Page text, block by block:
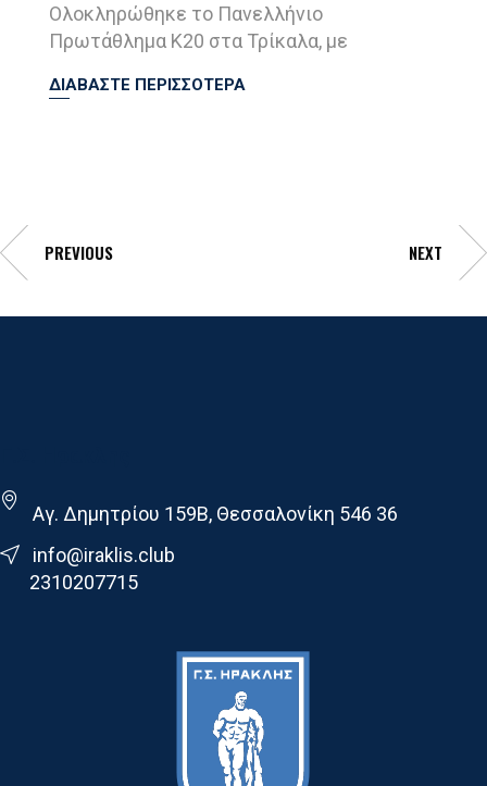
Ολοκληρώθηκε το Πανελλήνιο
Πρωτάθλημα Κ20 στα Τρίκαλα, με
ΔΙΑΒΑΣΤΕ ΠΕΡΙΣΣΟΤΕΡΑ
PREVIOUS NEXT
Αγ. Δημητρίου 159Β, Θεσσαλονίκη 546 36
info@iraklis.club
2310207715